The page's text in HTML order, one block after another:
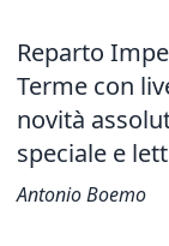
Reparto
Terme con
novità
speciale e
Antonio Boemo